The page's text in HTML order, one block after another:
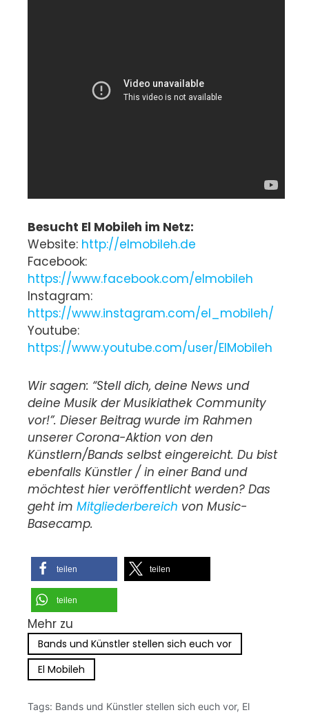
Besucht El Mobileh im Netz:
Website: http://elmobileh.de
Facebook:
https://www.facebook.com/elmobileh
Instagram:
https://www.instagram.com/el_mobileh/
Youtube:
https://www.youtube.com/user/ElMobileh
Wir sagen: “Stell dich, deine News und
deine Musik der Musikiathek Community
vor!”. Dieser Beitrag wurde im Rahmen
unserer Corona-Aktion von den
Künstlern/Bands selbst eingereicht. Du bist
ebenfalls Künstler / in einer Band und
möchtest hier veröffentlicht werden? Das
geht im Mitgliederbereich von Music-
Basecamp.
teilen teilen
teilen
Mehr zu
Bands und Künstler stellen sich euch vor
El Mobileh
Tags: Bands und Künstler stellen sich euch vor, El